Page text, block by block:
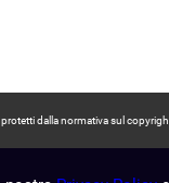
dalla normativa sul